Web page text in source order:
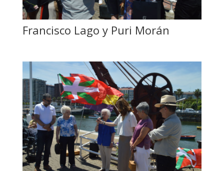
Francisco Lago y Puri Morán